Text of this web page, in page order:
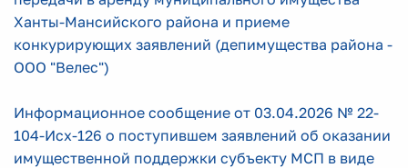
Ханты-Мансийского района и приеме
конкурирующих заявлений (депимущества района -
ООО "Велес")
Информационное сообщение от 03.04.2026 № 22-
104-Исх-126 о поступившем заявлений об оказании
имущественной поддержки субъекту МСП в виде